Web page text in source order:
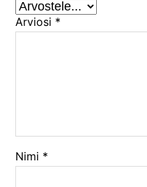
Arviosi *
Nimi *